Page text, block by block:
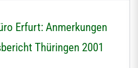
Erfurt: Anmerkungen
Thüringen 2001